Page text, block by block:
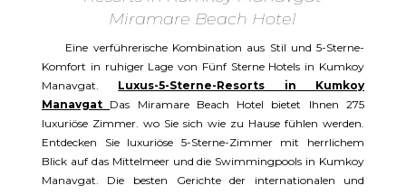
Miramare Beach Hotel
Eine verführerische Kombination aus Stil und 5-Sterne-
Komfort in ruhiger Lage von Fünf Sterne Hotels in Kumkoy
Manavgat. Luxus-5-Sterne-Resorts in Kumkoy
Manavgat Das Miramare Beach Hotel bietet Ihnen 275
luxuriöse Zimmer. wo Sie sich wie zu Hause fühlen werden.
Entdecken Sie luxuriöse 5-Sterne-Zimmer mit herrlichem
Blick auf das Mittelmeer und die Swimmingpools in Kumkoy
Manavgat. Die besten Gerichte der internationalen und